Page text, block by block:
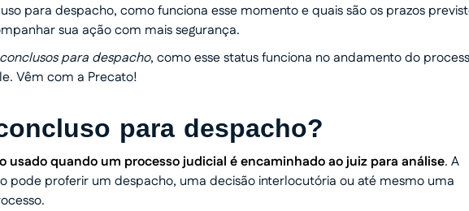
para despacho, como funciona esse momento e quais são os prazos
sua ação com mais segurança.
conclusos para despacho, como esse status funciona no andamento do
Vêm com a Precato!
para despacho?
usado quando um processo judicial é encaminhado ao juiz para análise. A
pode proferir um despacho, uma decisão interlocutória ou até mesmo uma